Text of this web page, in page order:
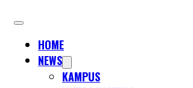
HOME
NEWS
KAMPUS